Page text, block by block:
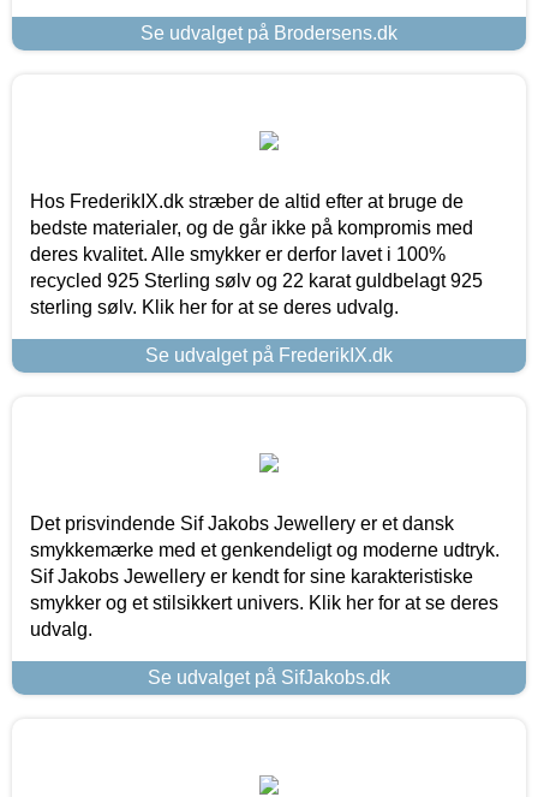
Se udvalget på Brodersens.dk
Hos FrederikIX.dk stræber de altid efter at bruge de
bedste materialer, og de går ikke på kompromis med
deres kvalitet. Alle smykker er derfor lavet i 100%
recycled 925 Sterling sølv og 22 karat guldbelagt 925
sterling sølv. Klik her for at se deres udvalg.
Se udvalget på FrederikIX.dk
Det prisvindende Sif Jakobs Jewellery er et dansk
smykkemærke med et genkendeligt og moderne udtryk.
Sif Jakobs Jewellery er kendt for sine karakteristiske
smykker og et stilsikkert univers. Klik her for at se deres
udvalg.
Se udvalget på SifJakobs.dk